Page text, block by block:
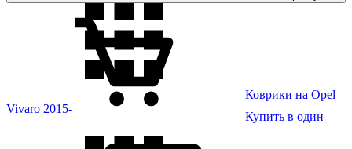
Коврики на Opel
Vivaro 2015-
Купить в один